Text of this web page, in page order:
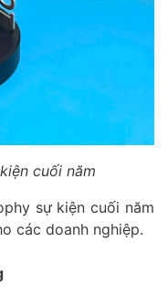
cuối năm
sự kiện cuối năm
các doanh nghiệp.